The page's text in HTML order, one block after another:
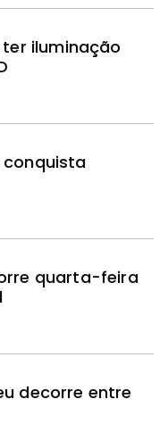
iluminação
conquista
quarta-feira
decorre entre